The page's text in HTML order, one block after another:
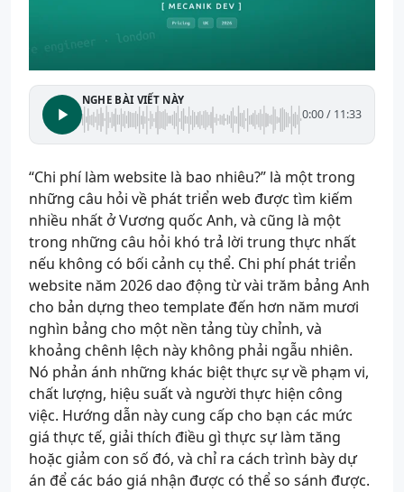
NGHE BÀI VIẾT NÀY
0:00/ 11:33
“Chi phí làm website là bao nhiêu?” là một trong
những câu hỏi về phát triển web được tìm kiếm
nhiều nhất ở Vương quốc Anh, và cũng là một
trong những câu hỏi khó trả lời trung thực nhất
nếu không có bối cảnh cụ thể. Chi phí phát triển
website năm 2026 dao động từ vài trăm bảng Anh
cho bản dựng theo template đến hơn năm mươi
nghìn bảng cho một nền tảng tùy chỉnh, và
khoảng chênh lệch này không phải ngẫu nhiên.
Nó phản ánh những khác biệt thực sự về phạm vi,
chất lượng, hiệu suất và người thực hiện công
việc. Hướng dẫn này cung cấp cho bạn các mức
giá thực tế, giải thích điều gì thực sự làm tăng
hoặc giảm con số đó, và chỉ ra cách trình bày dự
án để các báo giá nhận được có thể so sánh được.